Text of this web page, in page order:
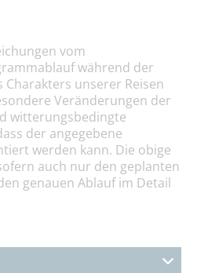
vom
während der
Charakters unserer Reisen
Veränderungen der
witterungsbedingte
der angegebene
werden kann. Die obige
auch nur den geplanten
genauen Ablauf im Detail